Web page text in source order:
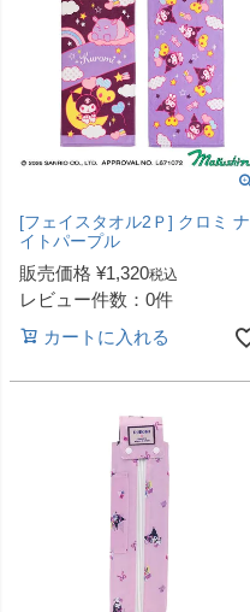
[フェイスタオル2Ｐ] クロミ ナ
イトパープル
販売価格 ¥1,320税込
レビュー件数：0件
カートに入れる